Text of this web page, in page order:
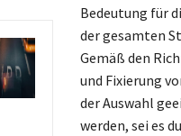
Bedeutung für
der gesamten
Gemäß den
und Fixierung
der Auswahl
werden, sei es